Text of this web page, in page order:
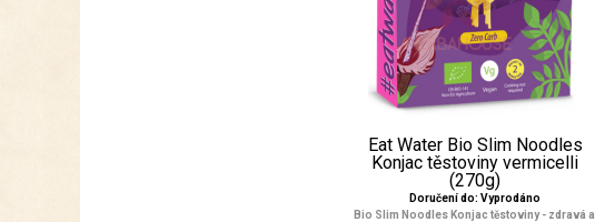
Eat Water Bio Slim Noodles
Konjac těstoviny vermicelli
(270g)
Doručení do: Vyprodáno
Bio Slim Noodles Konjac těstoviny - zdravá a